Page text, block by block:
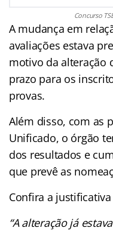
Concurso
A mudança em
avaliações estava
motivo da alteração
prazo para os
provas.
Além disso, com as
Unificado, o órgão
dos resultados e
que prevê as
Confira a
“A alteração já